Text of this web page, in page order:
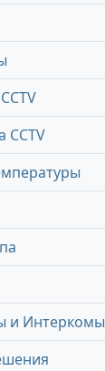
CCTV
и Интеркомы